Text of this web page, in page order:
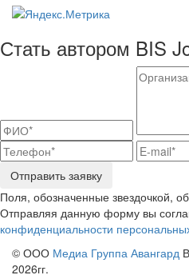
Стать автором BIS
Отправить заявку
Поля, обозначенные звездочкой,
Отправляя данную форму вы
конфиденциальности
© ООО Медиа Группа Авангард
2026гг.